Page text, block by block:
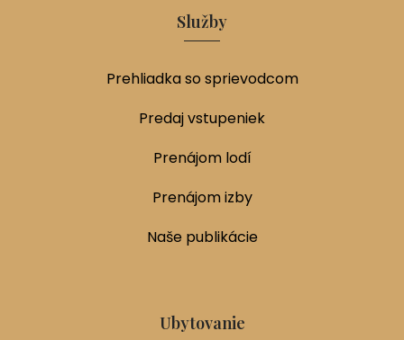
Služby
Prehliadka so sprievodcom
Predaj vstupeniek
Prenájom lodí
Prenájom izby
Naše publikácie
Ubytovanie